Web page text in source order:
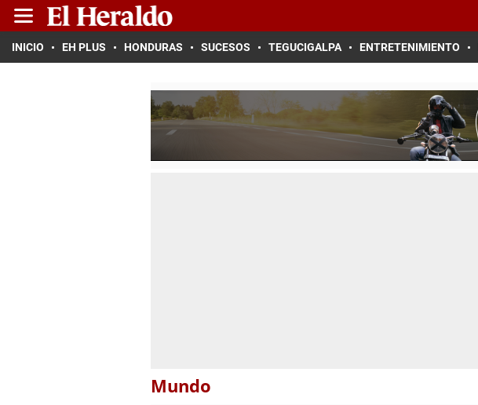
INICIO EH PLUS HONDURAS SUCESOS TEGUCIGALPA ENTRETENIMIENTO
Mundo